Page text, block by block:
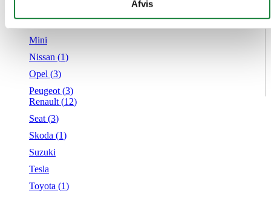
givet dem, eller som de har indsamlet fra din brug af deres
tjenester.
Afvis
Mini
Nissan (1)
Opel (3)
Peugeot (3)
Renault (12)
Seat (3)
Skoda (1)
Suzuki
Tesla
Toyota (1)